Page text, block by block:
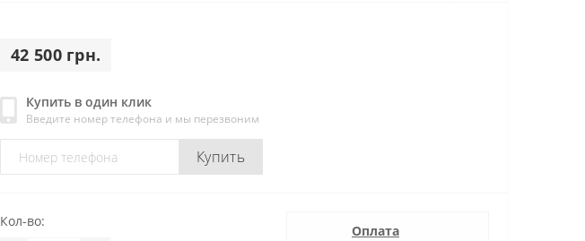
42 500 грн.
Купить в один клик
Введите номер телефона и мы перезвоним
Купить
Кол-во:
Оплата